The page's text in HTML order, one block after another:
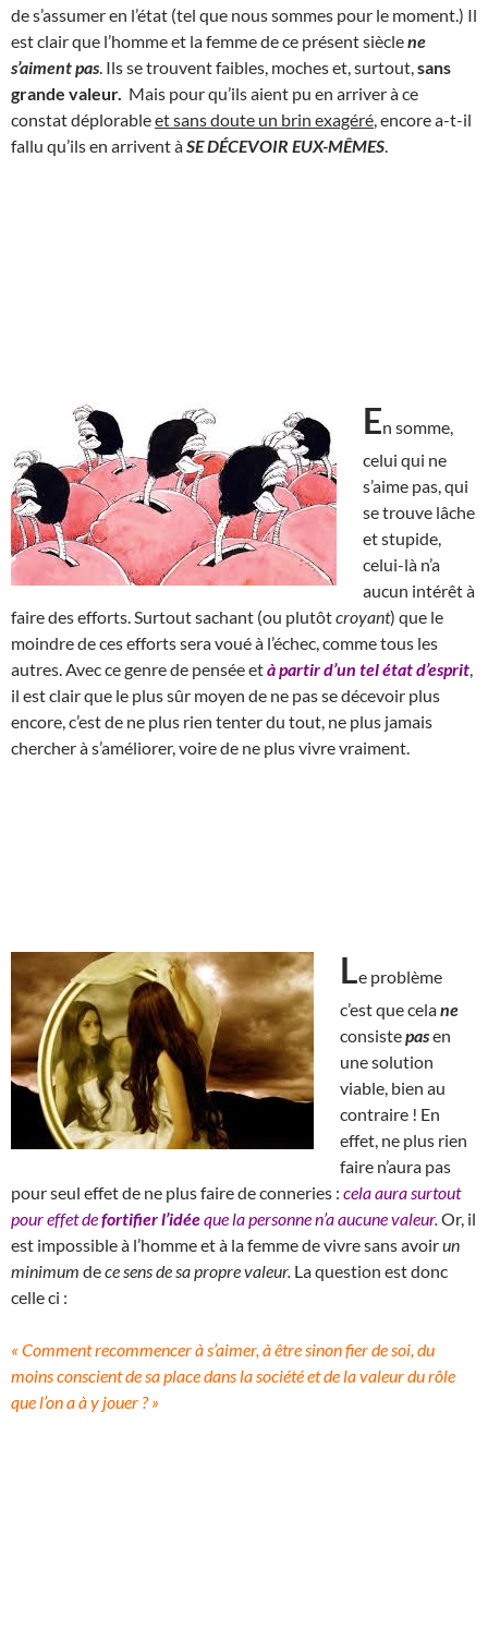
de s’assumer en l’état (tel que nous sommes pour le moment.) Il
est clair que l’homme et la femme de ce présent sièclene
s’aiment pas . Ils se trouvent faibles, moches et, surtout, sans
grande valeur. Mais pour qu’ils aient pu en arriver à ce
constat déplorableet sans doute un brin exagéré , encore a-t-il
fallu qu’ils en arrivent àSE DÉCEVOIR EUX-MÊMES
En somme,
celui qui ne
s’aime pas, qui
se trouve lâche
et stupide,
celui-là n’a
aucun intérêt à
faire des efforts. Surtout sachant (ou plutôtcroyant) que le
moindre de ces efforts sera voué à l’échec, comme tous les
autres. Avec ce genre de pensée età partir d’un tel état d’esprit
il est clair que le plus sûr moyen de ne pas se décevoir plus
encore, c’est de ne plus rien tenter du tout, ne plus jamais
chercher à s’améliorer, voire de ne plus vivre vraiment.
Le problème
c’est que celane
consistepasen
une solution
viable, bien au
contraire ! En
effet, ne plus rien
faire n’aura pas
pour seul effet de ne plus faire de conneries : cela aura surtout
pour effet defortifier l’idéeque la personne n’a aucune valeur. Or, il
est impossible à l’homme et à la femme de vivre sans avoirun
minimum dece sens de sa propre valeur. La question est donc
celle ci :
« Comment recommencer à s’aimer, à être sinon fier de soi, du
moins conscient de sa place dans la société et de la valeur du rôle
que l’on a à y jouer ? »